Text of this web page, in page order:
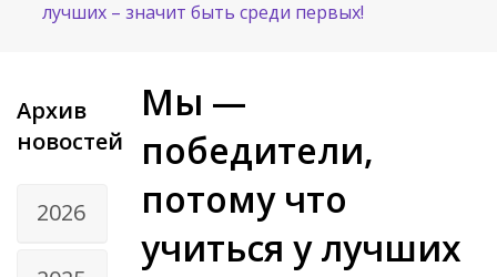
лучших – значит быть среди первых!
Архив
новостей
2026
Мы —
победители,
потому что
учиться у лучших